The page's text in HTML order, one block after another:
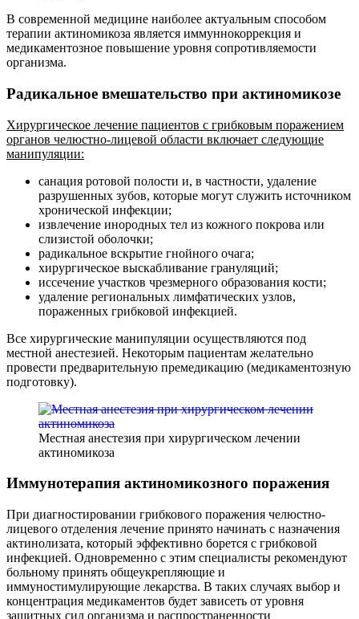
В современной медицине наиболее актуальным способом
терапии актиномикоза является иммуннокоррекция и
медикаментозное повышение уровня сопротивляемости
организма.
Радикальное вмешательство при актиномикозе
Хирургическое лечение пациентов с грибковым поражением
органов челюстно-лицевой области включает следующие
манипуляции:
санация ротовой полости и, в частности, удаление
разрушенных зубов, которые могут служить источником
хронической инфекции;
извлечение инородных тел из кожного покрова или
слизистой оболочки;
радикальное вскрытие гнойного очага;
хирургическое выскабливание грануляций;
иссечение участков чрезмерного образования кости;
удаление региональных лимфатических узлов,
пораженных грибковой инфекцией.
Все хирургические манипуляции осуществляются под
местной анестезией. Некоторым пациентам желательно
провести предварительную премедикацию (медикаментозную
подготовку).
Местная анестезия при хирургическом лечении
актиномикоза
Иммунотерапия актиномикозного поражения
При диагностировании грибкового поражения челюстно-
лицевого отделения лечение принято начинать с назначения
актинолизата, который эффективно борется с грибковой
инфекцией. Одновременно с этим специалисты рекомендуют
больному принять общеукрепляющие и
иммуностимулирующие лекарства. В таких случаях выбор и
концентрация медикаментов будет зависеть от уровня
защитных сил организма и распространенности